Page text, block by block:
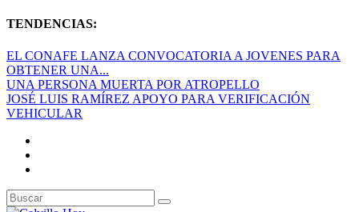
TENDENCIAS:
EL CONAFE LANZA CONVOCATORIA A JOVENES PARA
OBTENER UNA...
UNA PERSONA MUERTA POR ATROPELLO
JOSÉ LUIS RAMÍREZ APOYO PARA VERIFICACIÓN
VEHICULAR